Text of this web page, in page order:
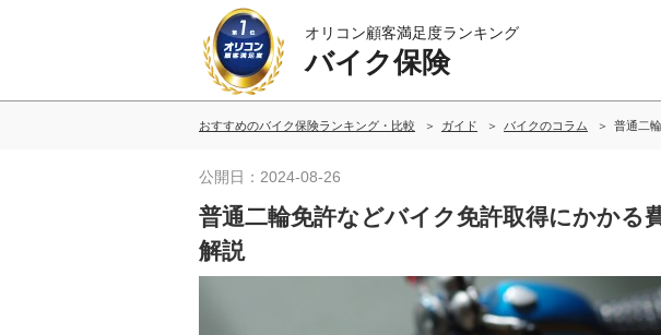
オリコン顧客満足度ランキング
バイク保険
おすすめのバイク保険ランキング・比較 ガイド バイクのコラム 普通二
公開日：2024-08-26
普通二輪免許などバイク免許取得にかかる
解説